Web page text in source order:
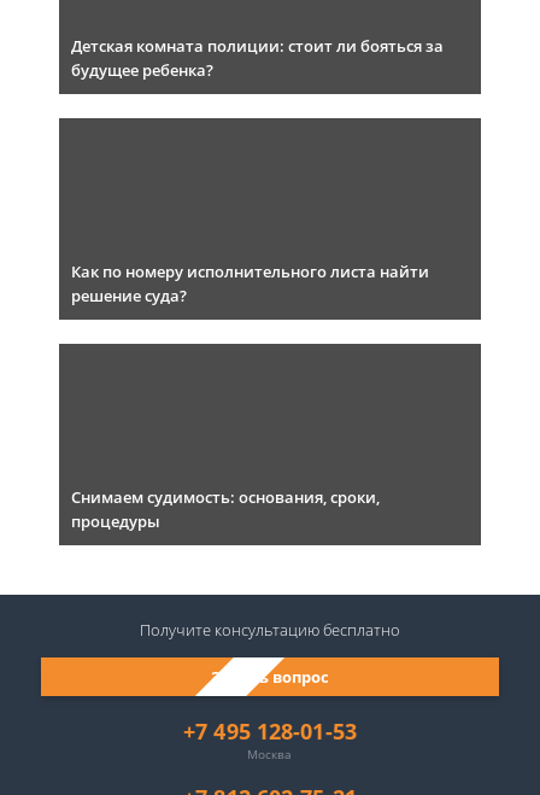
Детская комната полиции: стоит ли бояться за
будущее ребенка?
Как по номеру исполнительного листа найти
решение суда?
Снимаем судимость: основания, сроки,
процедуры
+7 495 128-01-53
Москва
Задать вопрос
Получите консультациюбесплатно